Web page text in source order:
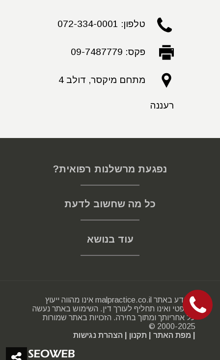
טלפון: 072-334-0001
פקס: 09-7487779
מתחם מיקסר, דולב 4
רעננה
נפגעת מרשלנות רפואית?
כל מה שחשוב לדעת
עוד בנושא
המידע באתר malpractice.co.il אינו מהווה ייעוץ
משפטי ואינו תחליף לעורך דין. השימוש באתר נעשה
על אחריותך ומתוך בחירה. הזכויות באתר שמורות
2000-2025 ©
| מפת האתר
| תקנון | הצהרת נגישות